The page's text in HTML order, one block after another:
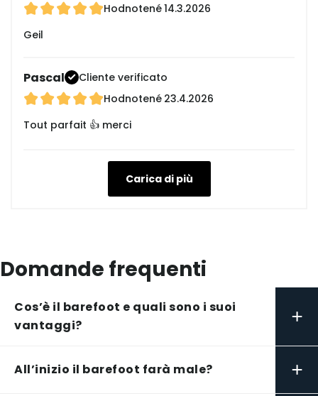
Hodnotené14.3.2026
Geil
Pascal
Cliente verificato
Hodnotené 23.4.2026
Tout parfait 👍 merci
Carica di più
Domande frequenti
Cos’è il barefoot e quali sono i suoi
vantaggi?
+
All’inizio il barefoot farà male? +